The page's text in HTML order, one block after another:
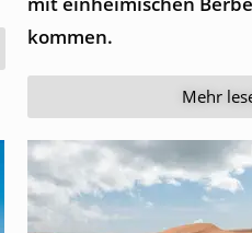
kommen.
Mehr